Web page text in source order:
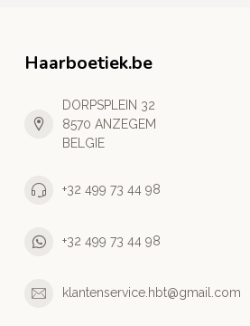
Haarboetiek.be
DORPSPLEIN 32
8570 ANZEGEM
BELGIE
+32 499 73 44 98
+32 499 73 44 98
klantenservice.hbt@gmail.com